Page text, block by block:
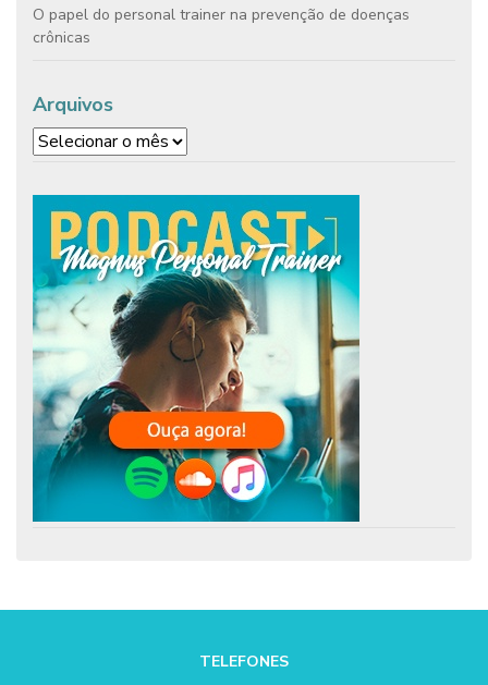
O papel do personal trainer na prevenção de doenças
crônicas
Arquivos
Arquivos
TELEFONES